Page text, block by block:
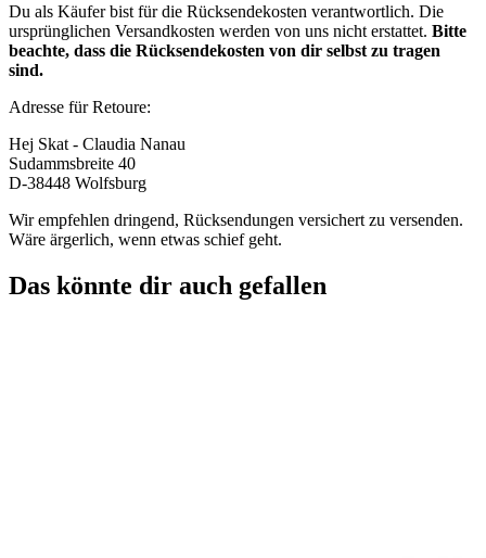
Du als Käufer bist für die Rücksendekosten verantwortlich. Die
ursprünglichen Versandkosten werden von uns nicht erstattet. Bitte
beachte, dass die Rücksendekosten von dir selbst zu tragen
sind.
Adresse für Retoure:
Hej Skat - Claudia Nanau
Sudammsbreite 40
D-38448 Wolfsburg
Wir empfehlen dringend, Rücksendungen versichert zu versenden.
Wäre ärgerlich, wenn etwas schief geht.
Das könnte dir auch gefallen